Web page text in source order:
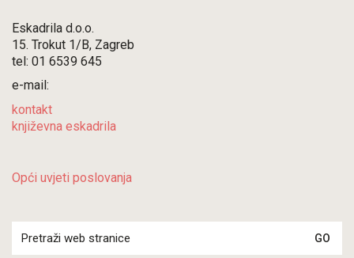
Eskadrila d.o.o.
15. Trokut 1/B, Zagreb
tel: 01 6539 645
e-mail:
kontakt
književna eskadrila
Opći uvjeti poslovanja
for: